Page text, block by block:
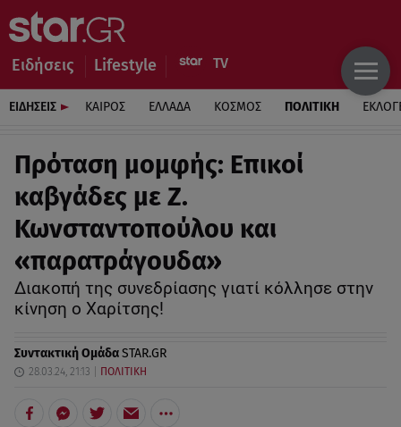
Ειδήσεις Lifestyle
ΕΙΔΗΣΕΙΣ ΚΑΙΡΟΣ ΕΛΛΑΔΑ ΚΟΣΜΟΣ ΠΟΛΙΤΙΚΗ
Πρόταση μομφής: Επικοί
καβγάδες με Ζ.
Κωνσταντοπούλου και
«παρατράγουδα»
Διακοπή της συνεδρίασης γιατί κόλλησε στην
κίνηση ο Χαρίτσης!
Συντακτική ΟμάδαSTAR.GR
28.03.24, 21:13 ΠΟΛΙΤΙΚΗ